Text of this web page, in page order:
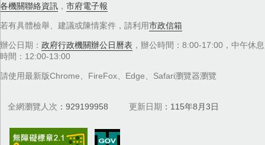
各機關聯絡資訊 ， 市府電子報
若有具體檢舉、建議或陳情案件，請利用市政信箱
辦公日期： 政府行政機關辦公日曆表 ，辦公時間：8:00-17:00，中午休息
時間：12:00-13:00
請使用最新版Chrome、FireFox、Edge、Safari瀏覽器瀏覽
全網瀏覽人次 929199958 更新日期 115年8月3日